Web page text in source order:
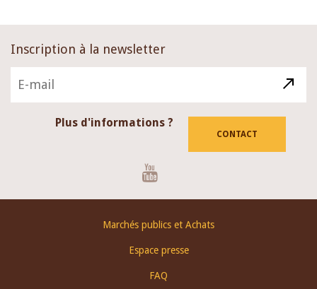
Inscription à la newsletter
Plus d'informations ?
CONTACT
Marchés publics et Achats
Espace presse
FAQ